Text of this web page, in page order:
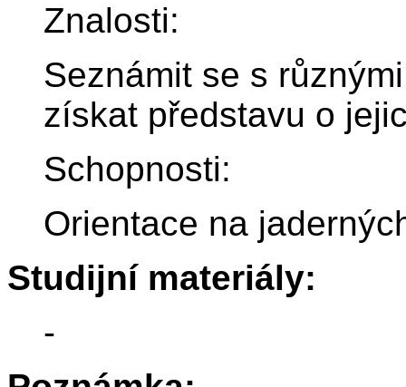
Znalosti:
Seznámit se s
získat představu o
Schopnosti:
Orientace na
Studijní materiály:
-